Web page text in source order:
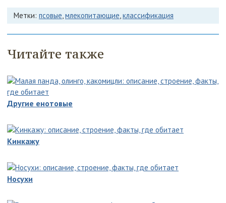
Метки: псовые млекопитающие классификация
Читайте также
Другие енотовые
Кинкажу
Носухи